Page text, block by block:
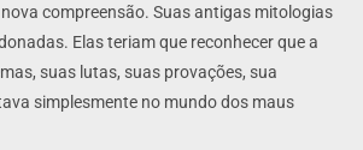
compreensão. Suas antigas mitologias
Elas teriam que reconhecer que a
suas lutas, suas provações, sua
simplesmente no mundo dos maus